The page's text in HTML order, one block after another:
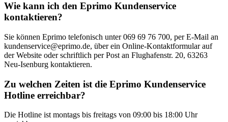
Wie kann ich den Eprimo Kundenservice
kontaktieren?
Sie können Eprimo telefonisch unter 069 69 76 700, per E-Mail an
kundenservice@eprimo.de, über ein Online-Kontaktformular auf
der Website oder schriftlich per Post an Flughafenstr. 20, 63263
Neu-Isenburg kontaktieren.
Zu welchen Zeiten ist die Eprimo Kundenservice
Hotline erreichbar?
Die Hotline ist montags bis freitags von 09:00 bis 18:00 Uhr